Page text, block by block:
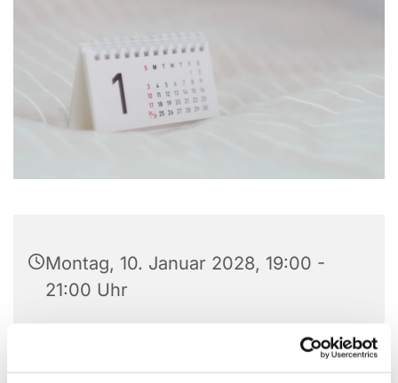
Montag, 10. Januar 2028, 19:00 -
21:00 Uhr
Ev. Familienzentrum , Matthias-